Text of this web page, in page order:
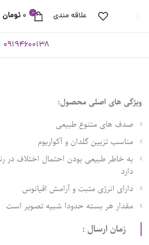
علاقه مندی 0
0 تومان
09194600138
ویژگی های اصلی محصول:
صدف های متنوع طبیعی
مناسب تزیین گلدان و آکواریوم
به خاطر طبیعی بودن احتمال اختلاف در
دارد
دارای انرژی مثبت و آرامش اقیانوس
مقدار هر بسته حدودا شبیه تصویر است
زمان ارسال :